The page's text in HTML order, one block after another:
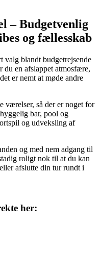
– Budgetvenlig
og fællesskab
valg blandt budgetrejsende
du en afslappet atmosfære,
er nemt at møde andre
værelser, så der er noget for
bar, pool og
og udveksling af
og med nem adgang til
roligt nok til at du kan
afslutte din tur rundt i
her: